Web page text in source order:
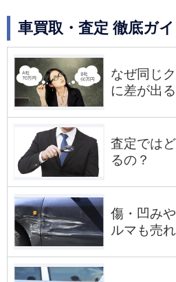
車買取・査定 徹底ガ
なぜ同じ
に差が出
査定では
るの？
傷・凹み
ルマも売